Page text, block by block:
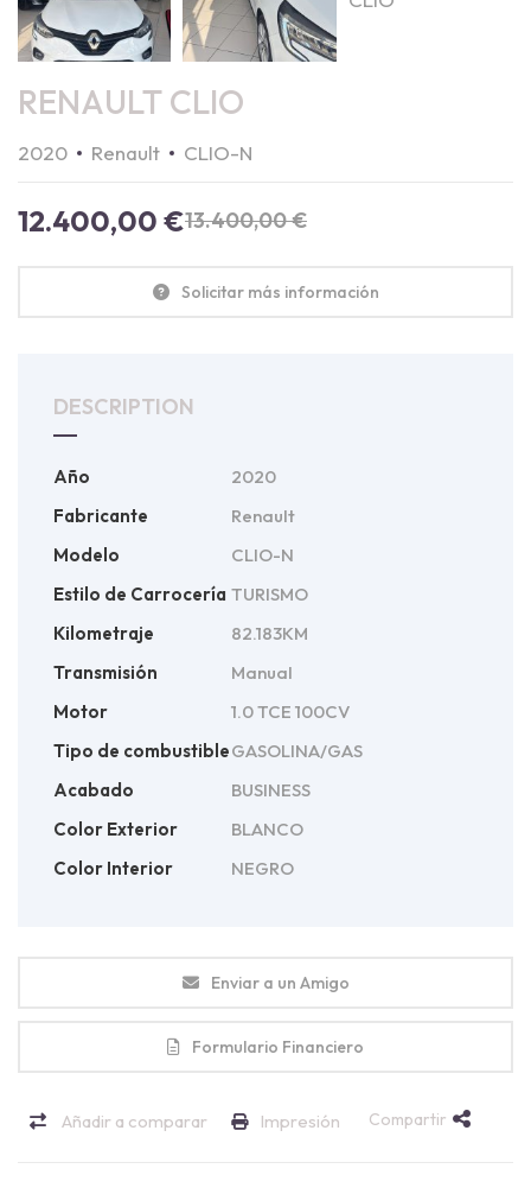
RENAULT CLIO
2020 Renault CLIO-N
13.400,00€
12.400,00 €
Solicitar más información
DESCRIPTION
Año
2020
Fabricante
Renault
Modelo
CLIO-N
Estilo de Carrocería TURISMO
Kilometraje
82.183KM
Transmisión
Manual
Motor
1.0 TCE 100CV
Tipo de combustibleGASOLINA/GAS
Acabado
BUSINESS
Color Exterior
BLANCO
Color Interior
NEGRO
Enviar a un Amigo
Formulario Financiero
Añadir a comparar Impresión Compartir